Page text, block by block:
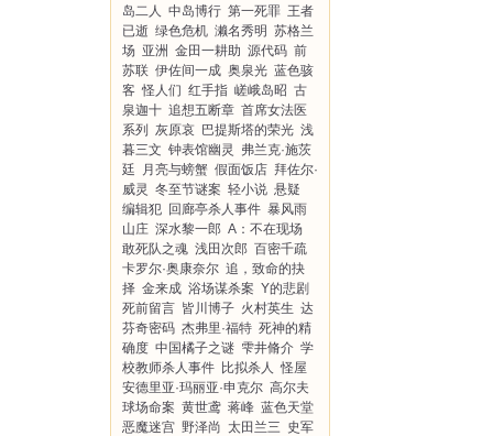
岛二人 中岛博行 第一死罪 王者
已逝 绿色危机 濑名秀明 苏格兰
场 亚洲 金田一耕助 源代码 前
苏联 伊佐间一成 奥泉光 蓝色骇
客 怪人们 红手指 嵯峨岛昭 古
泉迦十 追想五断章 首席女法医
系列
灰原哀 巴提斯塔的荣光 浅
暮三文 钟表馆幽灵
弗兰克·施茨
廷
月亮与螃蟹 假面饭店 拜佐尔·
威灵 冬至节谜案 轻小说 悬疑
编辑犯 回廊亭杀人事件 暴风雨
山庄 深水黎一郎 A：不在现场
敢死队之魂 浅田次郎 百密千疏
卡罗尔·奥康奈尔 追，致命的抉
择 金来成 浴场谋杀案 Y的悲剧
死前留言 皆川博子 火村英生 达
芬奇密码 杰弗里·福特 死神的精
确度 中国橘子之谜 雫井脩介 学
校教师杀人事件 比拟杀人 怪屋
安德里亚·玛丽亚·申克尔 高尔夫
球场命案 黄世鸢 蒋峰 蓝色天堂
恶魔迷宫 野泽尚 太田兰三 史军